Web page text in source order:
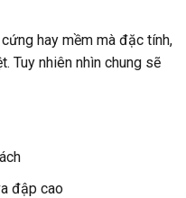
hay mềm mà đặc tính,
Tuy nhiên nhìn chung sẽ
đập cao